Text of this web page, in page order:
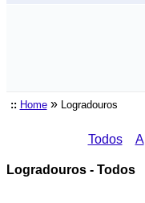
:: Home »Logradouros
Todos A
Logradouros - Todos